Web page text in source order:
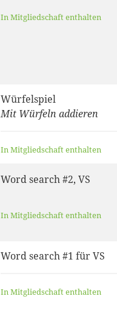
In Mitgliedschaft enthalten
Würfelspiel
Mit Würfeln addieren
In Mitgliedschaft enthalten
Word search #2, VS
In Mitgliedschaft enthalten
Word search #1 für VS
In Mitgliedschaft enthalten